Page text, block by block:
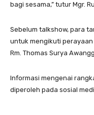
bagi sesama,” tutur Mgr.
Sebelum talkshow, para
untuk mengikuti perayaan
Rm. Thomas Surya
Informasi mengenai
diperoleh pada sosial